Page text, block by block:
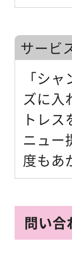
サービ
「シ
ズに入
トレ
ニュー
度もあ
問い合